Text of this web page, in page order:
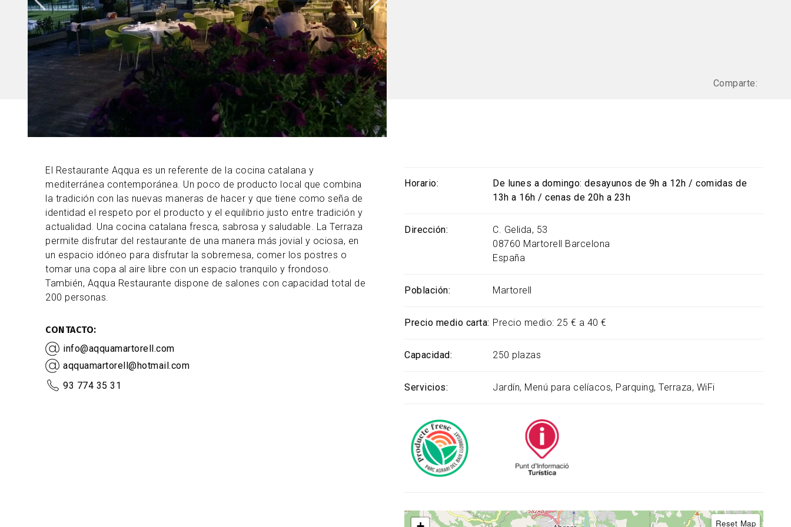
Comparte:
El Restaurante Aqqua es un referente de la cocina catalana y
mediterránea contemporánea. Un poco de producto local que combina
la tradición con las nuevas maneras de hacer y que tiene como seña de
identidad el respeto por el producto y el equilibrio justo entre tradición y
actualidad. Una cocina catalana fresca, sabrosa y saludable. La Terraza
permite disfrutar del restaurante de una manera más jovial y ociosa, en
un espacio idóneo para disfrutar la sobremesa, comer los postres o
tomar una copa al aire libre con un espacio tranquilo y frondoso.
También, Aqqua Restaurante dispone de salones con capacidad total de
200 personas.
CONTACTO
info@aqquamartorell.com
aqquamartorell@hotmail.com
93 774 35 31
Horario
De lunes a domingo: desayunos de 9h a 12h / comidas de
13h a 16h / cenas de 20h a 23h
Dirección
C. Gelida, 53
08760 Martorell Barcelona
España
Población Martorell
Precio medio carta Precio medio: 25 € a 40 €
Capacidad 250 plazas
Servicios Jardín Menú para celíacos Parquing Terraza WiFi
Reset Map